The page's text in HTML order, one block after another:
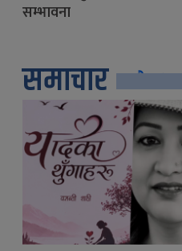
सम्भावना
समाचार सबै